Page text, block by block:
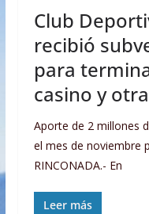
Club
recibió
para
casino y
Aporte de 2 millones
el mes de noviembre
RINCONADA.- En
Leer más